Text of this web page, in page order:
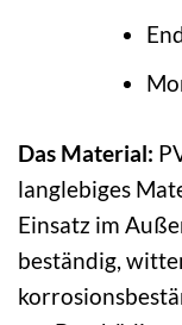
Das Material:
langlebiges
Einsatz im
beständig,